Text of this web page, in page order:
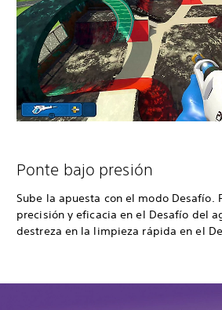
Ponte bajo presión
Sube la apuesta con el modo Desafío.
precisión y eficacia en el Desafío del
destreza en la limpieza rápida en el